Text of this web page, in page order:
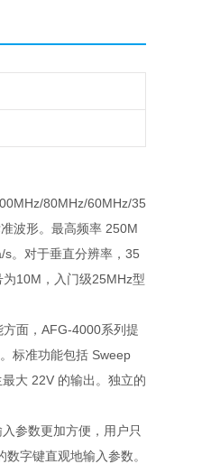
80MHz/60MHz/35
波形。最高频率 250M
。对于垂直分辨率，35
10M，入门级25MHz型
面，AFG-4000系列提
标准功能包括 Sweep
大 22V 的输出。独立的
参数更加方便，用户只
字键直观地输入参数。